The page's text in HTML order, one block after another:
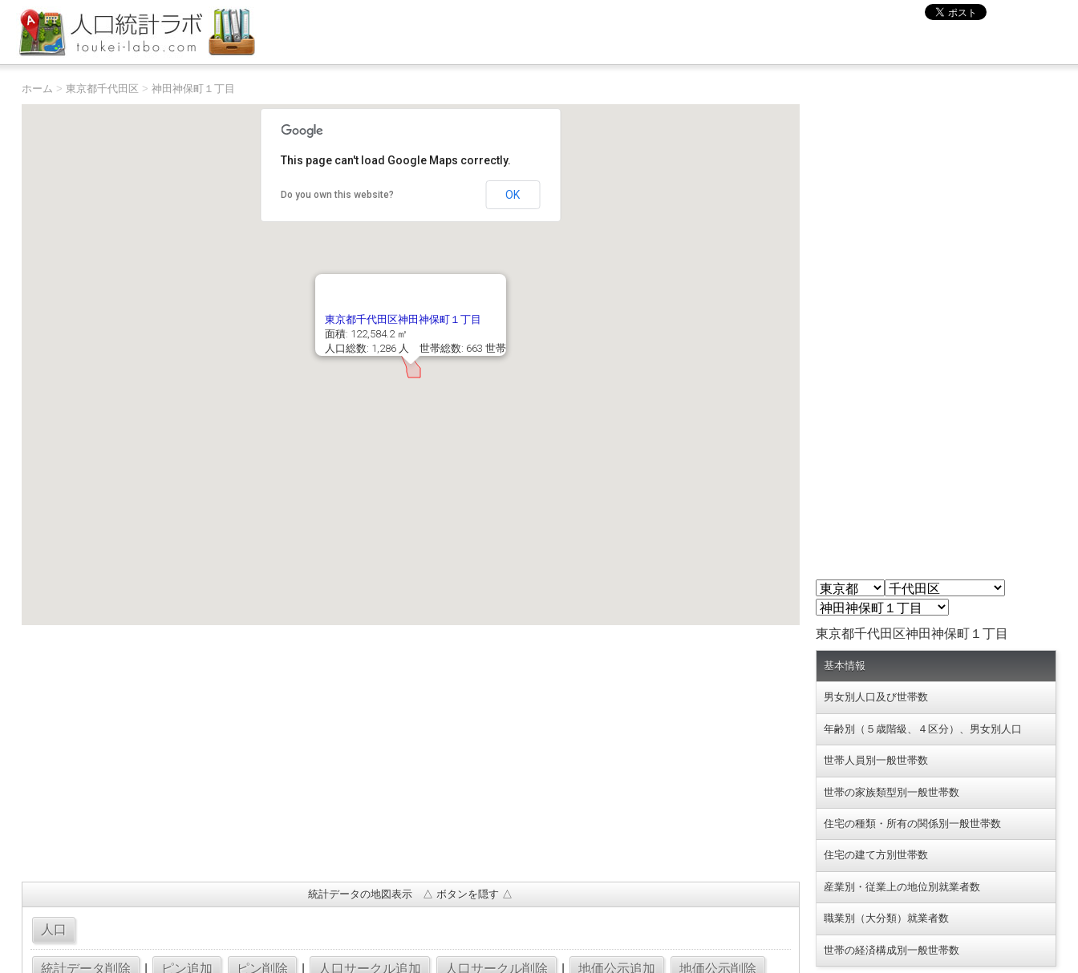
ホーム > 東京都千代田区 > 神田神保町１丁目
東京都千代田区神田神保町１丁目
面積: 122,584.2 ㎡
人口総数: 1,286 人 世帯総数: 663 世帯
This page can't load Google Maps correctly.
Do you own this website? OK
統計データの地図表示 △ ボタンを隠す △
東京都千代田区神田神保町１丁目
基本情報
男女別人口及び世帯数
年齢別（５歳階級、４区分）、男女別人口
世帯人員別一般世帯数
世帯の家族類型別一般世帯数
住宅の種類・所有の関係別一般世帯数
住宅の建て方別世帯数
産業別・従業上の地位別就業者数
職業別（大分類）就業者数
世帯の経済構成別一般世帯数